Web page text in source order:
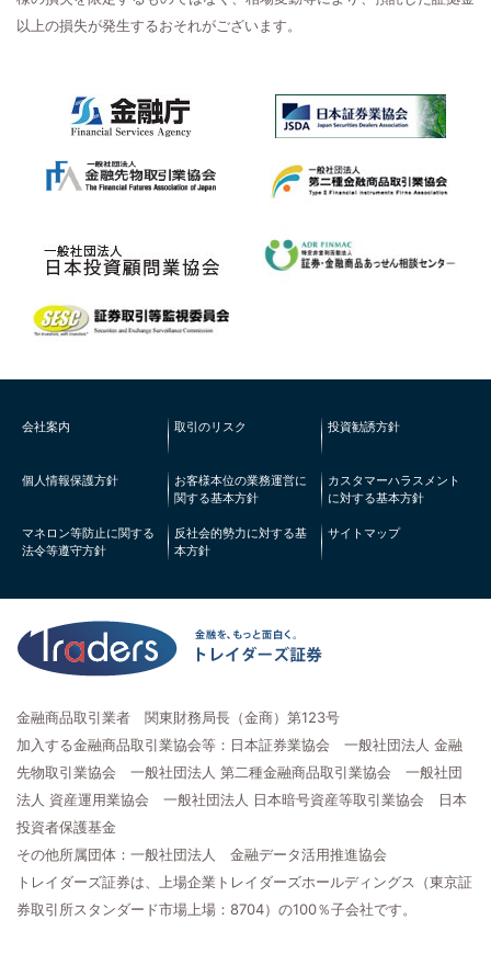
以上の損失が発生するおそれがございます。
会社案内 取引のリスク 投資勧誘方針
個人情報保護方針
お客様本位の業務運営に
関する基本方針
カスタマーハラスメント
に対する基本方針
マネロン等防止に関する
法令等遵守方針
反社会的勢力に対する基
本方針
サイトマップ
金融商品取引業者 関東財務局長（金商）第123号
加入する金融商品取引業協会等：日本証券業協会 一般社団法人 金融
先物取引業協会 一般社団法人 第二種金融商品取引業協会 一般社団
法人 資産運用業協会 一般社団法人 日本暗号資産等取引業協会 日本
投資者保護基金
その他所属団体：一般社団法人 金融データ活用推進協会
トレイダーズ証券は、上場企業トレイダーズホールディングス（東京証
券取引所スタンダード市場上場：8704）の100％子会社です。